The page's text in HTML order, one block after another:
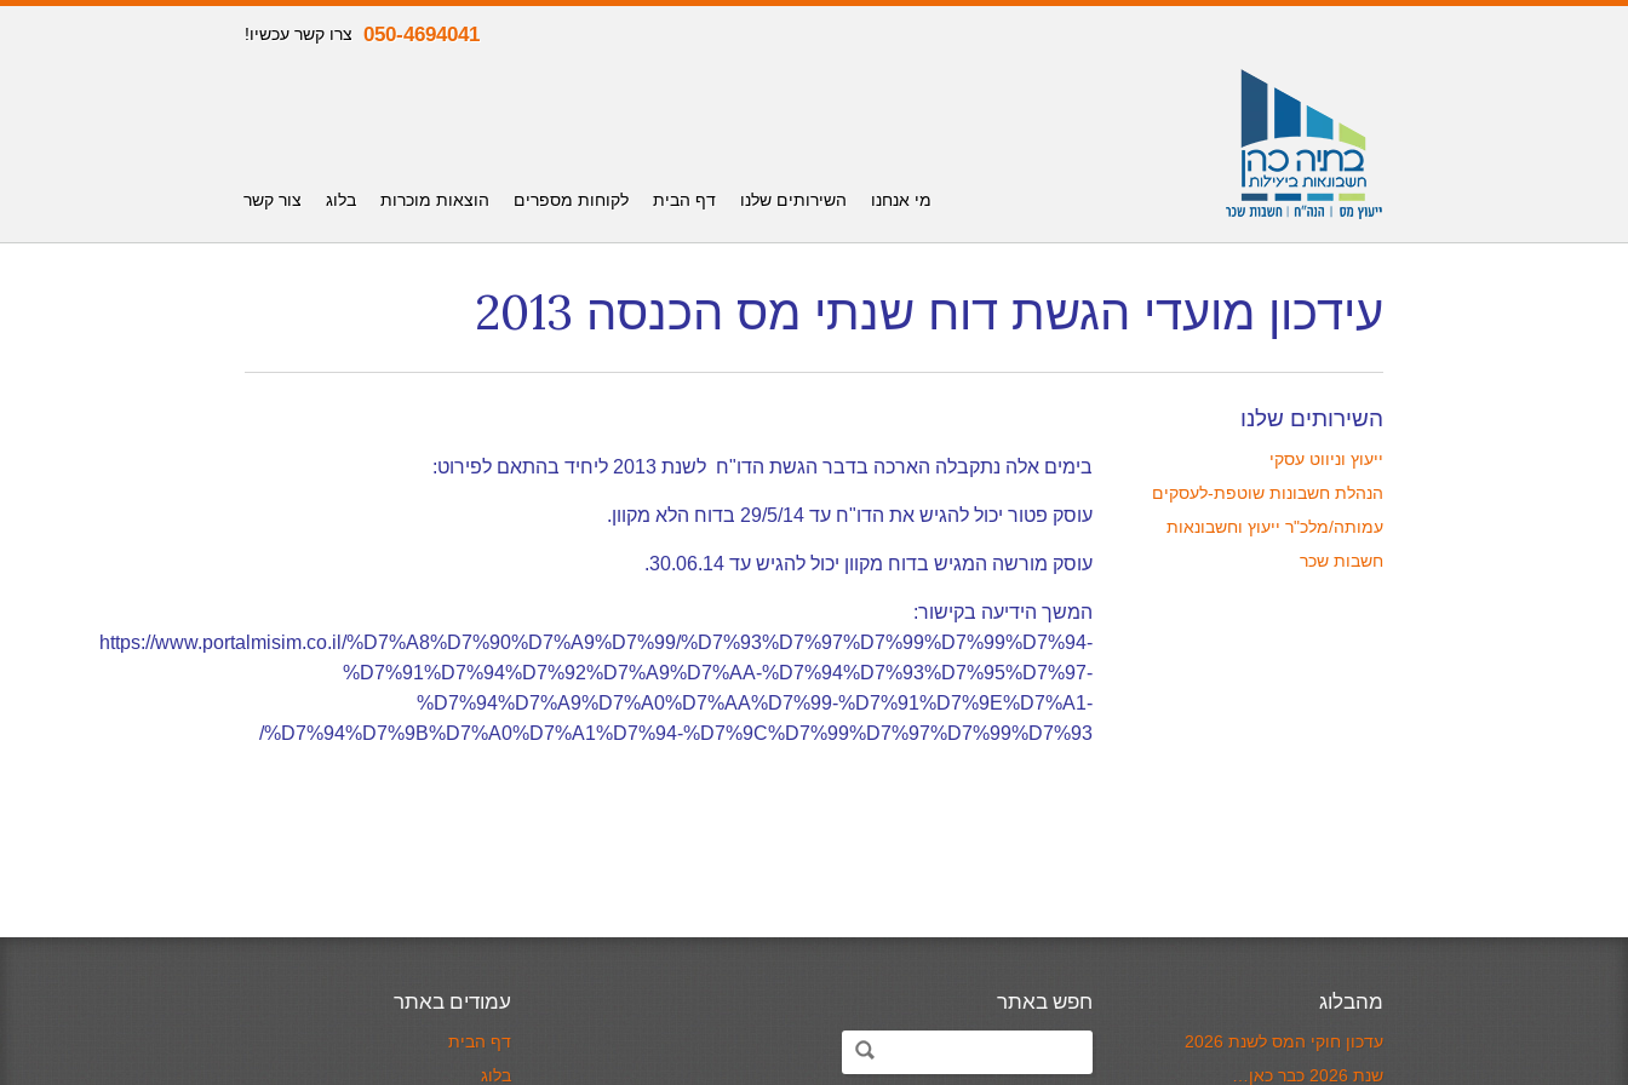
050-4694041 צרו קשר עכשיו!
צור קשר בלוג הוצאות מוכרות לקוחות מספרים דף הבית השירותים שלנו מי אנחנו
עידכון מועדי הגשת דוח שנתי מס הכנסה 2013
השירותים שלנו
ייעוץ וניווט עסקי
הנהלת חשבונות שוטפת-לעסקים
עמותה/מלכ"ר ייעוץ וחשבונאות
חשבות שכר
בימים אלה נתקבלה הארכה בדבר הגשת הדו"ח לשנת 2013 ליחיד בהתאם לפירוט:
עוסק פטור יכול להגיש את הדו"ח עד 29/5/14 בדוח הלא מקוון.
עוסק מורשה המגיש בדוח מקוון יכול להגיש עד 30.06.14.
המשך הידיעה בקישור:
https://www.portalmisim.co.il/%D7%A8%D7%90%D7%A9%D7%99/%D7%93%D7%97%D7%99%D7%99%D7%94-
%D7%91%D7%94%D7%92%D7%A9%D7%AA-%D7%94%D7%93%D7%95%D7%97-
%D7%94%D7%A9%D7%A0%D7%AA%D7%99-%D7%91%D7%9E%D7%A1-
%D7%94%D7%9B%D7%A0%D7%A1%D7%94-%D7%9C%D7%99%D7%97%D7%99%D7%93/
מהבלוג
עדכון חוקי המס לשנת 2026
שנת 2026 כבר כאן…
חפש באתר עמודים באתר
דף הבית
בלוג